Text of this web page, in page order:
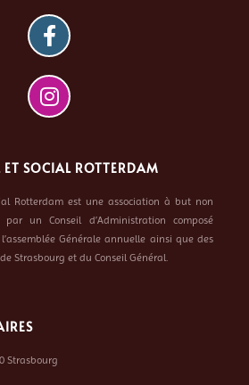
ET SOCIAL ROTTERDAM
Rotterdam est une association à but non
un Conseil d’Administration composé
Générale annuelle ainsi que des
Strasbourg et du Conseil Général.
Strasbourg